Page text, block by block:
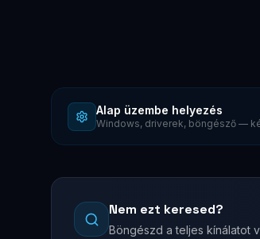
Alap üzembe helyezés
Windows, driverek, böngésző —
Nem ezt keresed?
Böngészd a teljes kínálatot